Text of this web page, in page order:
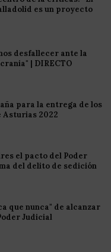
es un proyecto
desfallecer ante la
| DIRECTO
para la entrega de los
Asturias 2022
el pacto del Poder
del delito de sedición
que nunca" de alcanzar
Judicial